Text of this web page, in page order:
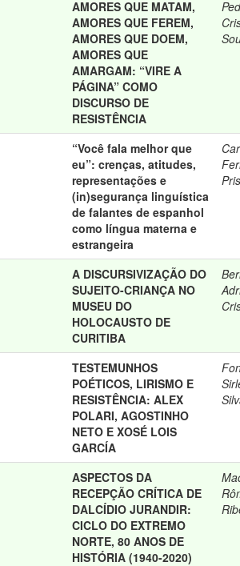
AMORES QUE MATAM,
AMORES QUE FEREM,
AMORES QUE DOEM,
AMORES QUE
AMARGAM: “VIRE A
PÁGINA” COMO
DISCURSO DE
RESISTÊNCIA
“Você fala melhor que
eu”: crenças, atitudes,
representações e
(in)segurança linguística
de falantes de espanhol
como língua materna e
estrangeira
A DISCURSIVIZAÇÃO DO
SUJEITO-CRIANÇA NO
MUSEU DO
HOLOCAUSTO DE
CURITIBA
TESTEMUNHOS
POÉTICOS, LIRISMO E
RESISTÊNCIA: ALEX
POLARI, AGOSTINHO
NETO E XOSÉ LOIS
GARCÍA
ASPECTOS DA
RECEPÇÃO CRÍTICA DE
DALCÍDIO JURANDIR:
CICLO DO EXTREMO
NORTE, 80 ANOS DE
HISTÓRIA (1940-2020)